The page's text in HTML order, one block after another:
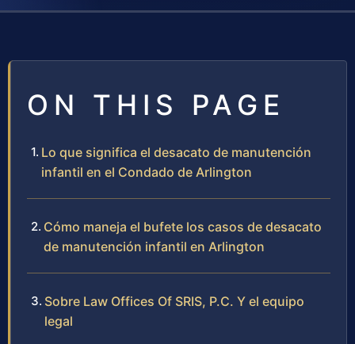
ON THIS PAGE
Lo que significa el desacato de manutención
infantil en el Condado de Arlington
Cómo maneja el bufete los casos de desacato
de manutención infantil en Arlington
Sobre Law Offices Of SRIS, P.C. Y el equipo
legal